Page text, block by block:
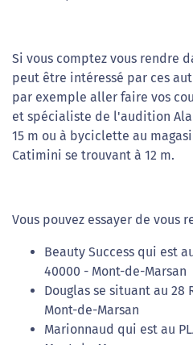
Si vous comptez vous rendre
peut être intéressé par ces
par exemple aller faire vos
et spécialiste de l'audition
15 m ou à byciclette au
Catimini se trouvant à 12 m.
Vous pouvez essayer de vous
Beauty Success qui est
40000 - Mont-de-Marsan
Douglas se situant au 28
Mont-de-Marsan
Marionnaud qui est au